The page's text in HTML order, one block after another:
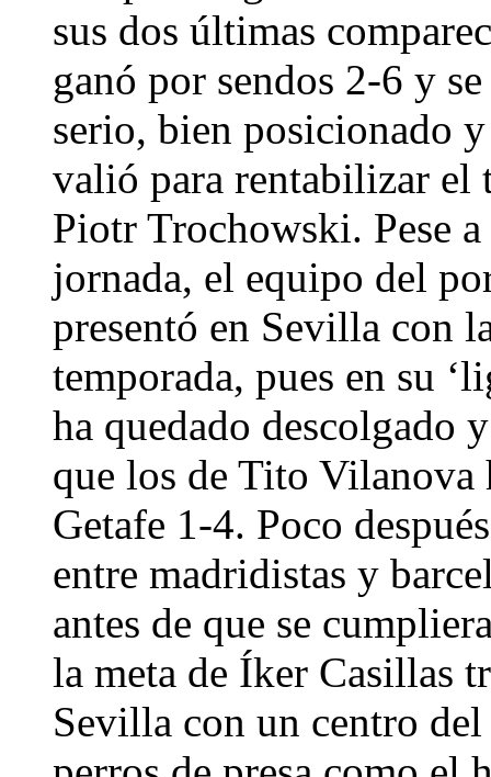
sus dos últimas
ganó por sendos 2-6 y
serio, bien posicionado
valió para rentabilizar el
Piotr Trochowski. Pese
jornada, el equipo del
presentó en Sevilla con
temporada, pues en su
ha quedado descolgado
que los de Tito Vilanova
Getafe 1-4. Poco
entre madridistas y
antes de que se
la meta de Íker Casillas
Sevilla con un centro